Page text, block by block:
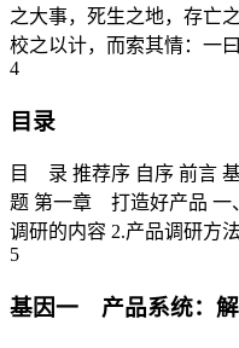
之大事，死生之地，存亡
校之以计，而索其情：一
4
目录
目 录 推荐序 自序 前言
题 第一章 打造好产品 一
调研的内容 2.产品调研方
5
基因一 产品系统：